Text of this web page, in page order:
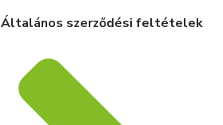
Általános szerződési feltételek